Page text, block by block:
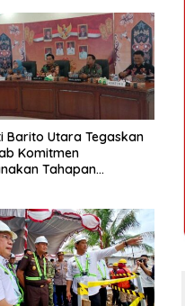
Barito Utara Tegaskan
Komitmen
Tahapan